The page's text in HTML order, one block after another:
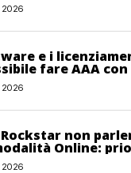
2026
e i
fare AAA
2026
Rockstar non
Online:
2026